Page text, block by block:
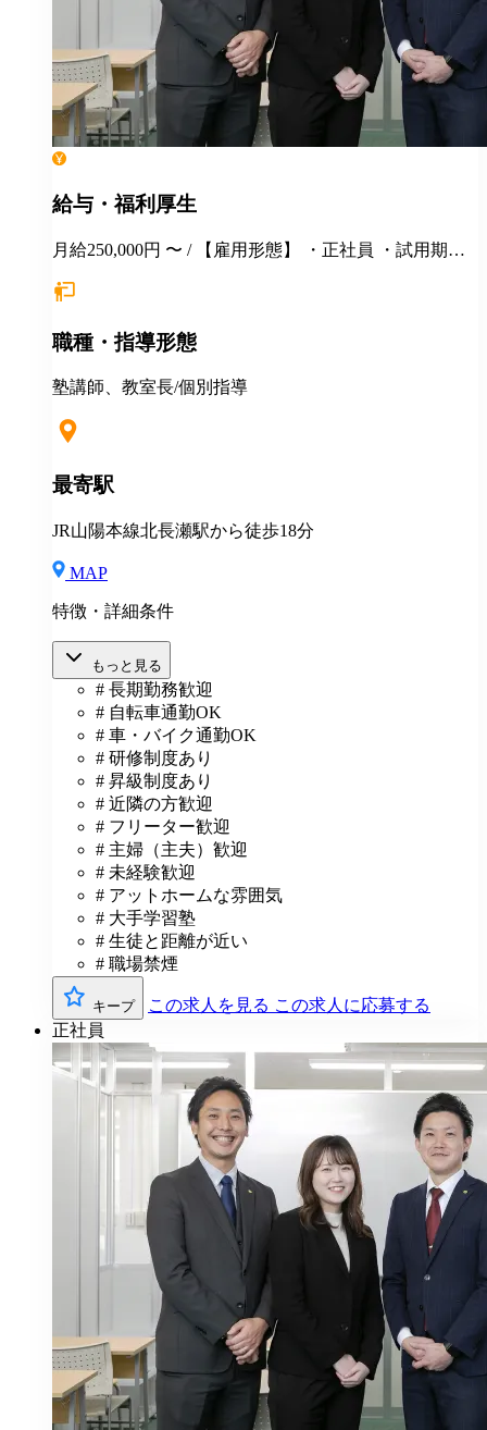
給与・福利厚生
月給250,000円 〜 / 【雇用形態】 ・正社員 ・試用期間6
経験・年齢等を考慮し、決定いたします。面接時にぜ
400万円（賞与、各種手当込み） ※上記は固定残業代
は、給与規定に基づき計算。 ※固定残業代は残業がな
室長の給与平均：月給33.1万円（2025年実績） ◆賞与
災・健康・厚生年金） ◆社宅制度 （規定あり） ◆交
通費全額支給（規定あり） ◆社内表彰制度 ◆退職金制
度 ◆再雇用制度 ◆産前産後休暇 ◆育児・介護休業制
◆保養施設利用可 など
職種・指導形態
塾講師、教室長/個別指導
最寄駅
JR山陽本線北長瀬駅から徒歩18分
MAP
特徴・詳細条件
もっと見る
# 長期勤務歓迎
# 自転車通勤OK
# 車・バイク通勤OK
# 研修制度あり
# 昇級制度あり
# 近隣の方歓迎
# フリーター歓迎
# 主婦（主夫）歓迎
# 未経験歓迎
# アットホームな雰囲気
# 大手学習塾
# 生徒と距離が近い
# 職場禁煙
キープ この求人を見る この求人に応募する
正社員